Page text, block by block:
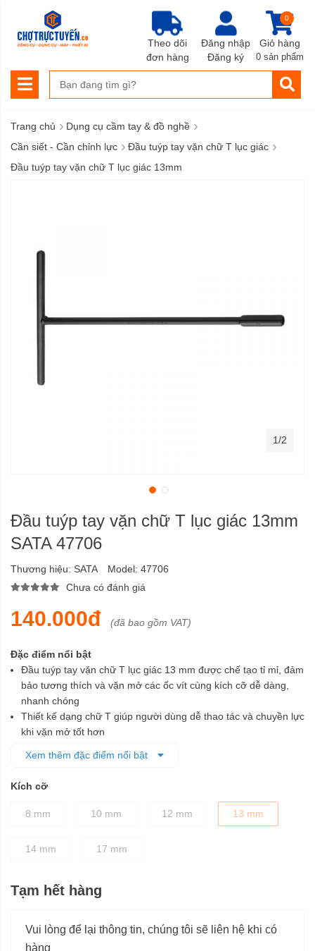
Đăng nhập
Đăng ký
Giỏ hàng
0
0 sản phẩm
Theo dõi
đơn hàng
Trang chủ › Dụng cụ cầm tay & đồ nghề ›
Cần siết - Cần chỉnh lực › Đầu tuýp tay vặn chữ T lục giác ›
Đầu tuýp tay vặn chữ T lục giác 13mm
Đầu tuýp tay vặn chữ T lục giác 13mm
SATA 47706
Thương hiệu: SATA Model: 47706
Chưa có đánh giá
140.000đ (đã bao gồm VAT)
Đặc điểm nổi bật
Đầu tuýp tay vặn chữ T lục giác 13 mm được chế tạo tỉ mỉ, đảm
bảo tương thích và vặn mở các ốc vít cùng kích cỡ dễ dàng,
nhanh chóng
Thiết kế dạng chữ T giúp người dùng dễ thao tác và chuyền lực
khi vặn mở tốt hơn
Lớp phủ màu đen bên ngoài để bảo vệ chống ăn mòn tốt hơn
Xem thêm đặc điểm nổi bật
Kích cỡ
8 mm 10 mm 12 mm 13 mm
14 mm 17 mm
Tạm hết hàng
Vui lòng để lại thông tin, chúng tôi sẽ liên hệ khi có
hàng
1/2